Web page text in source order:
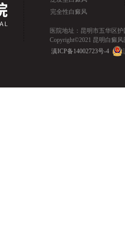
完全性白癜风
医院地址：昆明市五华区护
Copyright©2021 昆明白癜风
滇ICP备14002723号-4